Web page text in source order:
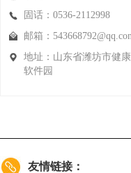
固话：0536-2112998
邮箱：
地址：山东省潍坊市健
软件园
友情链接：